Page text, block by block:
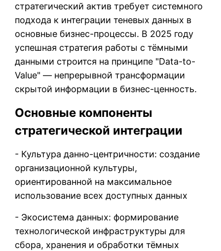
стратегический актив требует системного
подхода к интеграции теневых данных в
основные бизнес-процессы. В 2025 году
успешная стратегия работы с тёмными
данными строится на принципе "Data-to-
Value" — непрерывной трансформации
скрытой информации в бизнес-ценность.
Основные компоненты
стратегической интеграции
- Культура данно-центричности: создание
организационной культуры,
ориентированной на максимальное
использование всех доступных данных
- Экосистема данных: формирование
технологической инфраструктуры для
сбора, хранения и обработки тёмных